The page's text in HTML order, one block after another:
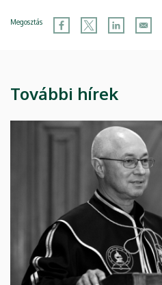
Megosztás
További hírek